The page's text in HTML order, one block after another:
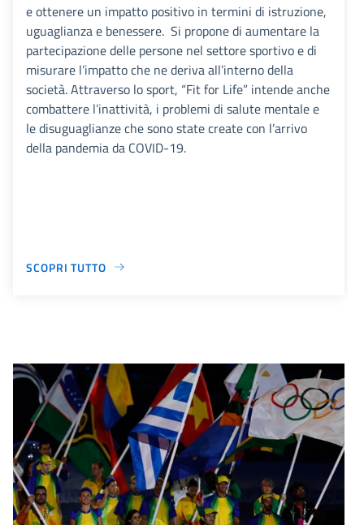
e ottenere un impatto positivo in termini di istruzione,
uguaglianza e benessere. Si propone di aumentare la
partecipazione delle persone nel settore sportivo e di
misurare l’impatto che ne deriva all’interno della
società. Attraverso lo sport, “Fit for Life” intende anche
combattere l’inattività, i problemi di salute mentale e
le disuguaglianze che sono state create con l’arrivo
della pandemia da COVID-19.
SCOPRI TUTTO